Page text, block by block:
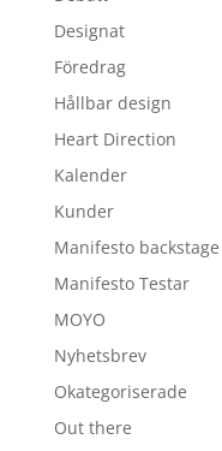
Designat
Föredrag
Hållbar design
Heart Direction
Kalender
Kunder
Manifesto backstage
Manifesto Testar
MOYO
Nyhetsbrev
Okategoriserade
Out there